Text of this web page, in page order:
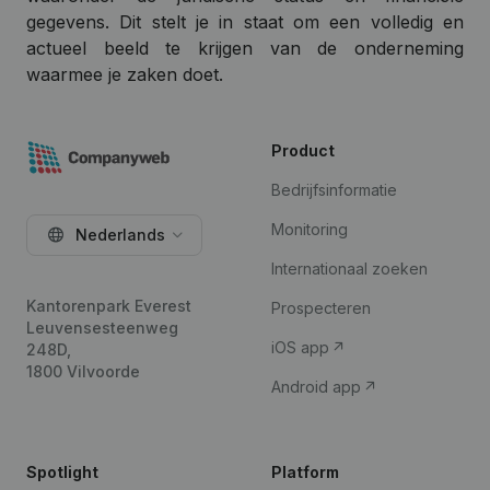
gegevens. Dit stelt je in staat om een volledig en
actueel beeld te krijgen van de onderneming
waarmee je zaken doet.
Nederlands
Kantorenpark Everest
Leuvensesteenweg
248D,
1800 Vilvoorde
Product
Bedrijfsinformatie
Monitoring
Internationaal zoeken
Prospecteren
iOS app
Android app
Spotlight Platform